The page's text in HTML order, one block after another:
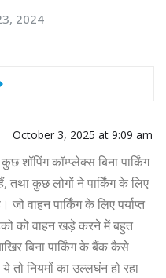
2024
October 3, 2025 at 9:09 am
शॉपिंग कॉम्प्लेक्स बिना पार्किंग
तथा कुछ लोगों ने पार्किंग के लिए
वाहन पार्किंग के लिए पर्याप्त
को वाहन खड़े करने में बहुत
बिना पार्किंग के बैंक कैसे
तो नियमों का उल्लघंन हो रहा